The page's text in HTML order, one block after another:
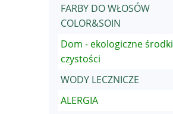
FARBY DO WŁOSÓW
COLOR&SOIN
Dom - ekologiczne środki
czystości
WODY LECZNICZE
ALERGIA